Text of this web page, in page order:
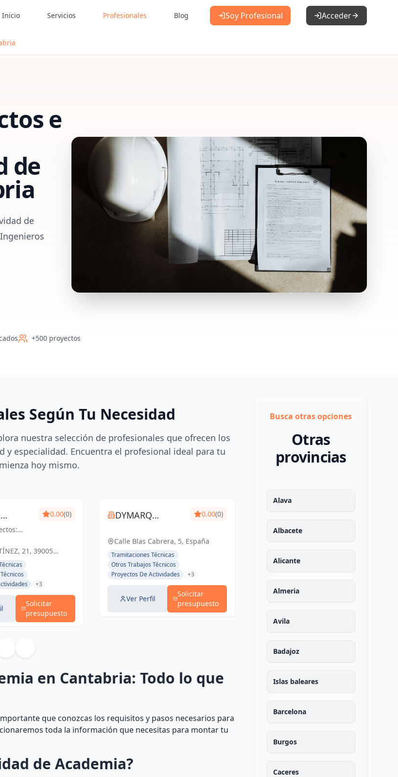
Inicio Servicios Profesionales Blog Soy Profesional Acceder
e
de
de
+500 proyectos
Según Tu Necesidad
nuestra selección de profesionales que ofrecen los
y especialidad. Encuentra el profesional ideal para tu
hoy mismo.
en
0.00(0)
21, 39005
ESPAÑA,
+3
Solicitar
presupuesto
DYMARQ
0.00(0)
Calle Blas Cabrera, 5, España
Tramitaciones Técnicas
Otros Trabajos Técnicos
Proyectos De Actividades
+3
Ver Perfil
Solicitar
presupuesto
en Cantabria: Todo lo que
que conozcas los requisitos y pasos necesarios para
toda la información que necesitas para montar tu
de Academia?
Busca otras opciones
Otras
provincias
Alava
Albacete
Alicante
Almeria
Avila
Badajoz
Islas baleares
Barcelona
Burgos
Caceres